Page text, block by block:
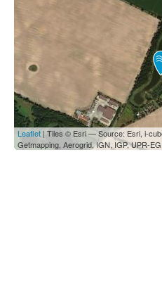
Leaflet | Tiles © Esri — Source: Esri, i-
Getmapping, Aerogrid, IGN, IGP, UPR-